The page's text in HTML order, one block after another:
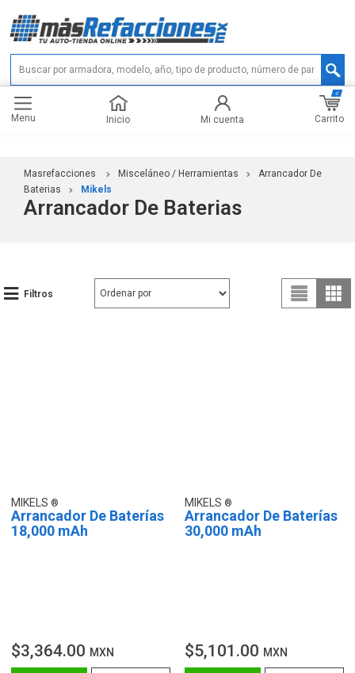
Menu Inicio Mi cuenta Carrito
0
Masrefacciones Misceláneo / Herramientas
Arrancador De
Baterias
Mikels
Arrancador De Baterias
Filtros
MIKELS
Arrancador De Baterías
18,000 mAh
$3,364.00 MXN
MIKELS
Arrancador De Baterías
30,000 mAh
$5,101.00 MXN